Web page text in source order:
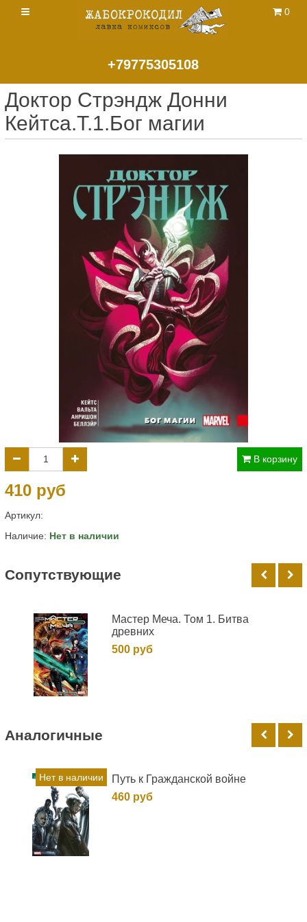
+79775305108
0
Доктор Стрэндж Донни
Кейтса.Т.1.Бог магии
В корзину
410 руб
Артикул:
Наличие: Нет в наличии
Cопутствующие
Мастер Меча. Том 1. Битва
древних
500 руб
Аналогичные
Нет в наличии
Путь к Гражданской войне
460 руб